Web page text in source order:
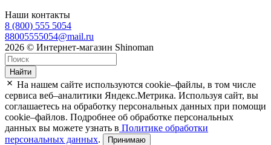
Наши контакты
8 (800) 555 5054
88005555054@mail.ru
2026 © Интернет-магазин Shinoman
Найти
На нашем сайте используются cookie–файлы, в том числе
сервиса веб–аналитики Яндекс.Метрика. Используя сайт, вы
соглашаетесь на обработку персональных данных при помощи
cookie–файлов. Подробнее об обработке персональных
данных вы можете узнать в Политике обработки
персональных данных. Принимаю